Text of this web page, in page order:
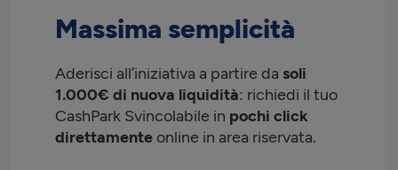
Massima semplicità
Aderisci all’iniziativa a partire da soli
1.000€ di nuova liquidità: richiedi il tuo
CashPark Svincolabile in pochi click
direttamenteonline in area riservata.